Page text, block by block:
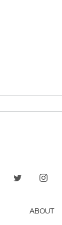
ABOUT